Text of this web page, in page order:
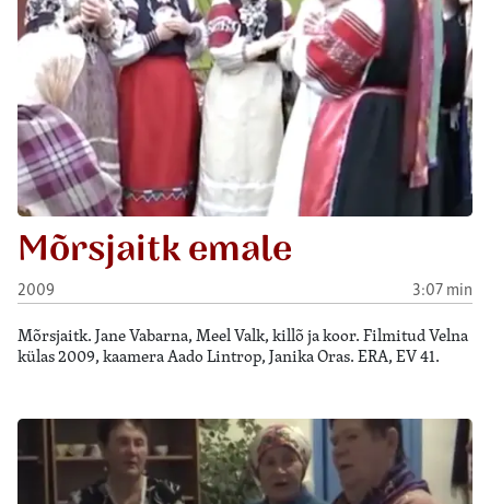
Mõrsjaitk emale
2009 3:07 min
Mõrsjaitk. Jane Vabarna, Meel Valk, killõ ja koor. Filmitud Velna
külas 2009, kaamera Aado Lintrop, Janika Oras. ERA, EV 41.